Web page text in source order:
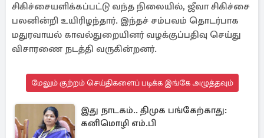
சிகிச்சையளிக்கப்பட்டு வந்த நிலையில், ஜீவா சிகிச்சை
பலனின்றி உயிரிழந்தார். இந்தச் சம்பவம் தொடர்பாக
மதுரவாயல் காவல்துறையினர் வழக்குப்பதிவு செய்து
விசாரணை நடத்தி வருகின்றனர்.
மேலும் குற்றம் செய்திகளைப் படிக்க இங்கே அழுத்தவும்
இது நாடகம்.. திமுக பங்கேற்காது:
கனிமொழி எம்.பி